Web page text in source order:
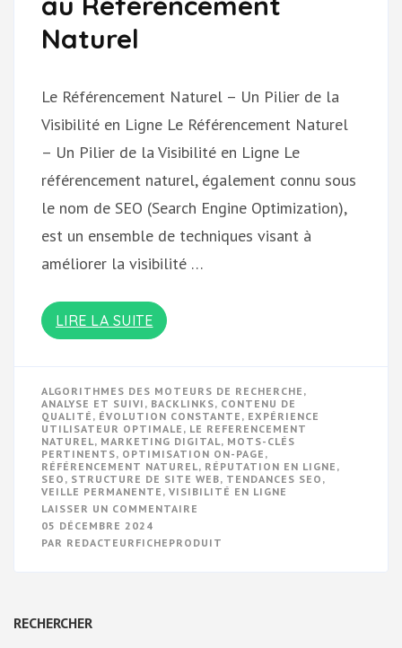
Naturel
Le Référencement Naturel – Un Pilier de la
Visibilité en Ligne Le Référencement Naturel
– Un Pilier de la Visibilité en Ligne Le
référencement naturel, également connu sous
le nom de SEO (Search Engine Optimization),
est un ensemble de techniques visant à
améliorer la visibilité …
LIRE LA SUITE
ALGORITHMES DES MOTEURS DE RECHERCHE ,
ANALYSE ET SUIVI , BACKLINKS, CONTENU DE
QUALITÉ , ÉVOLUTION CONSTANTE , EXPÉRIENCE
UTILISATEUR OPTIMALE , LE REFERENCEMENT
NATUREL, MARKETING DIGITAL, MOTS-CLÉS
PERTINENTS, OPTIMISATION ON-PAGE ,
RÉFÉRENCEMENT NATUREL, RÉPUTATION EN LIGNE ,
SEO , STRUCTURE DE SITE WEB, TENDANCES SEO ,
VEILLE PERMANENTE , VISIBILITÉ EN LIGNE
LAISSER UN COMMENTAIRE
VISIBILITÉ
05 DÉCEMBRE 2024
PAR REDACTEURFICHEPRODUIT
RECHERCHER